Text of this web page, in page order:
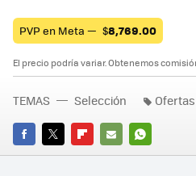
PVP en Meta — $8,769.00
El precio podría variar. Obtenemos
FACEBOOK
TWITTERFLIPBOARD
E-
WHATSAPP
TEMAS Selección Ofertas